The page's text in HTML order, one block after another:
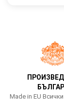
Made in EU